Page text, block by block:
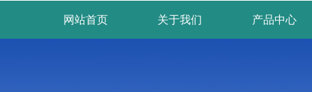
网站首页 关于我们 产品中心